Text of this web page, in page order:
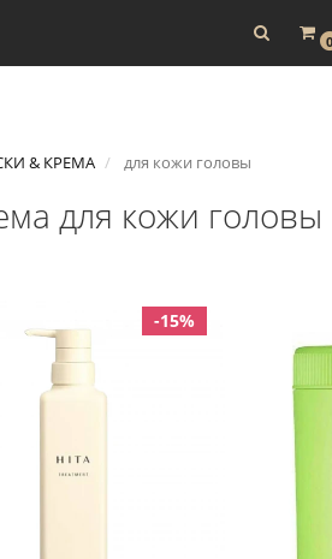
0
& КРЕМА для кожи головы
для кожи головы
-15%